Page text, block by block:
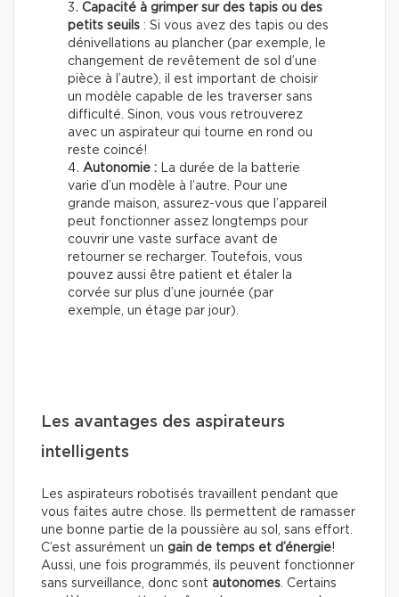
Capacité à grimper sur des tapis ou des
petits seuils : Si vous avez des tapis ou des
dénivellations au plancher (par exemple, le
changement de revêtement de sol d’une
pièce à l’autre), il est important de choisir
un modèle capable de les traverser sans
difficulté. Sinon, vous vous retrouverez
avec un aspirateur qui tourne en rond ou
reste coincé!
Autonomie : La durée de la batterie
varie d’un modèle à l’autre. Pour une
grande maison, assurez-vous que l’appareil
peut fonctionner assez longtemps pour
couvrir une vaste surface avant de
retourner se recharger. Toutefois, vous
pouvez aussi être patient et étaler la
corvée sur plus d’une journée (par
exemple, un étage par jour).
Les avantages des aspirateurs
intelligents
Les aspirateurs robotisés travaillent pendant que
vous faites autre chose. Ils permettent de ramasser
une bonne partie de la poussière au sol, sans effort.
C’est assurément un gain de temps et d’énergie!
Aussi, une fois programmés, ils peuvent fonctionner
sans surveillance, donc sont autonomes . Certains